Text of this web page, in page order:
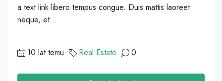
a text link libero tempus congue. Duis mattis laoreet
neque, et...
10 lat temu Real Estate 0